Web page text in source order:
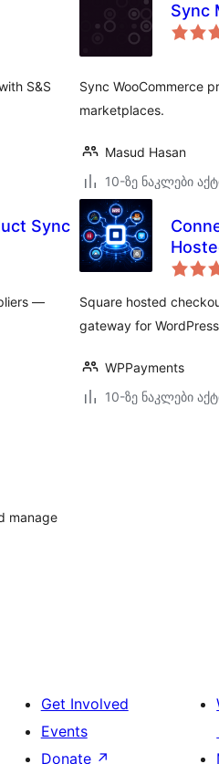
S&S
Sync
Sync WooCommerce
marketplaces.
Masud Hasan
10-ზე ნაკლები
Sync
—
CF7,
Square hosted
gateway for
WPPayments
10-ზე ნაკლები
manage
Get Involved
Events
Donate ↗